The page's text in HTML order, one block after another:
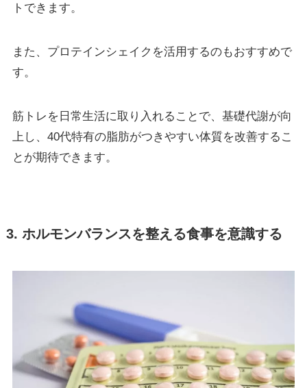
トできます。
また、プロテインシェイクを活用するのもおすすめで
す。
筋トレを日常生活に取り入れることで、基礎代謝が向
上し、40代特有の脂肪がつきやすい体質を改善するこ
とが期待できます。
3. ホルモンバランスを整える食事を意識する